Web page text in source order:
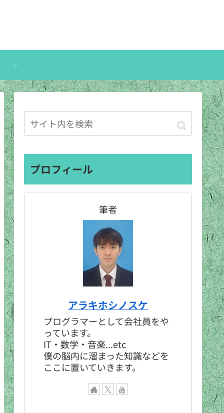
プロフィール
筆者
アラキホシノスケ
プログラマーとして会社員をや
っています。
IT・数学・音楽...etc
僕の脳内に溜まった知識などを
ここに置いていきます。